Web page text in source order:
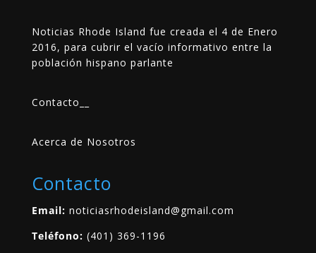
Noticias Rhode Island fue creada el 4 de Enero
2016, para cubrir el vacío informativo entre la
población hispano parlante
Contacto
Acerca de Nosotros
Contacto
Email: noticiasrhodeisland@gmail.com
Teléfono: (401) 369-1196